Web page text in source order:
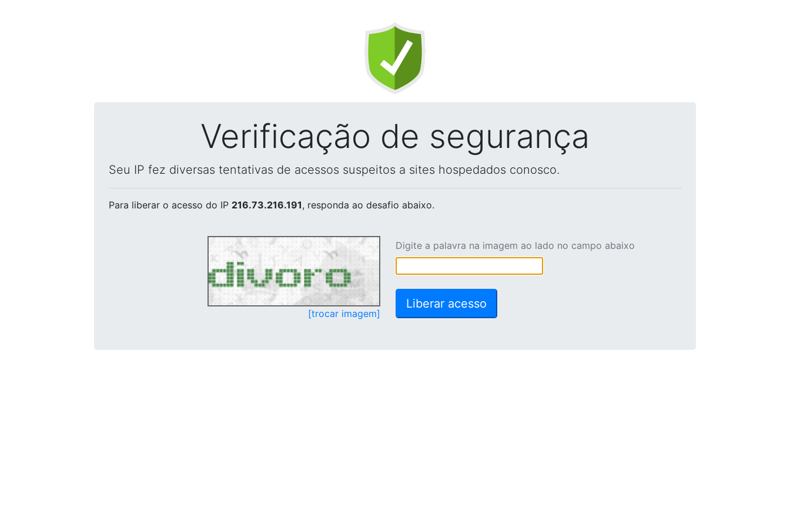
Verificação de segurança
Seu IP fez diversas tentativas de acessos suspeitos a sites hospedados conosco.
Para liberar o acesso do IP 216.73.216.191, responda ao desafio abaixo.
[trocar imagem]
Digite a palavra na imagem ao lado no campo abaixo